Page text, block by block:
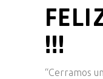
!!!
“Cerramos